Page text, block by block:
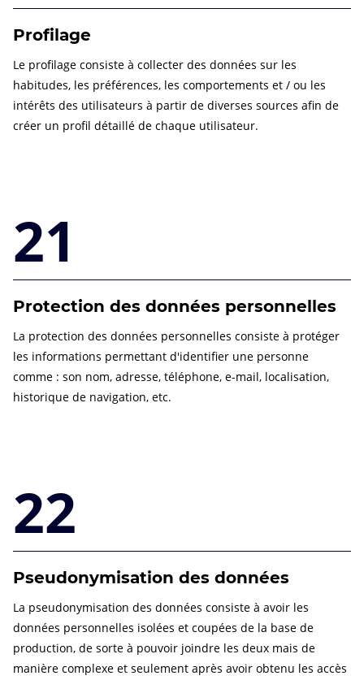
Profilage
Le profilage consiste à collecter des données sur les
habitudes, les préférences, les comportements et / ou les
intérêts des utilisateurs à partir de diverses sources afin de
créer un profil détaillé de chaque utilisateur.
21
Protection des données personnelles
La protection des données personnelles consiste à protéger
les informations permettant d'identifier une personne
comme : son nom, adresse, téléphone, e-mail, localisation,
historique de navigation, etc.
22
Pseudonymisation des données
La pseudonymisation des données consiste à avoir les
données personnelles isolées et coupées de la base de
production, de sorte à pouvoir joindre les deux mais de
manière complexe et seulement après avoir obtenu les accès